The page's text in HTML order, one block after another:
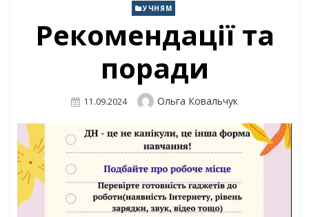
УЧНЯМ
Рекомендації та
поради
Posted
11.09.2024 Author
Ольга Ковальчук